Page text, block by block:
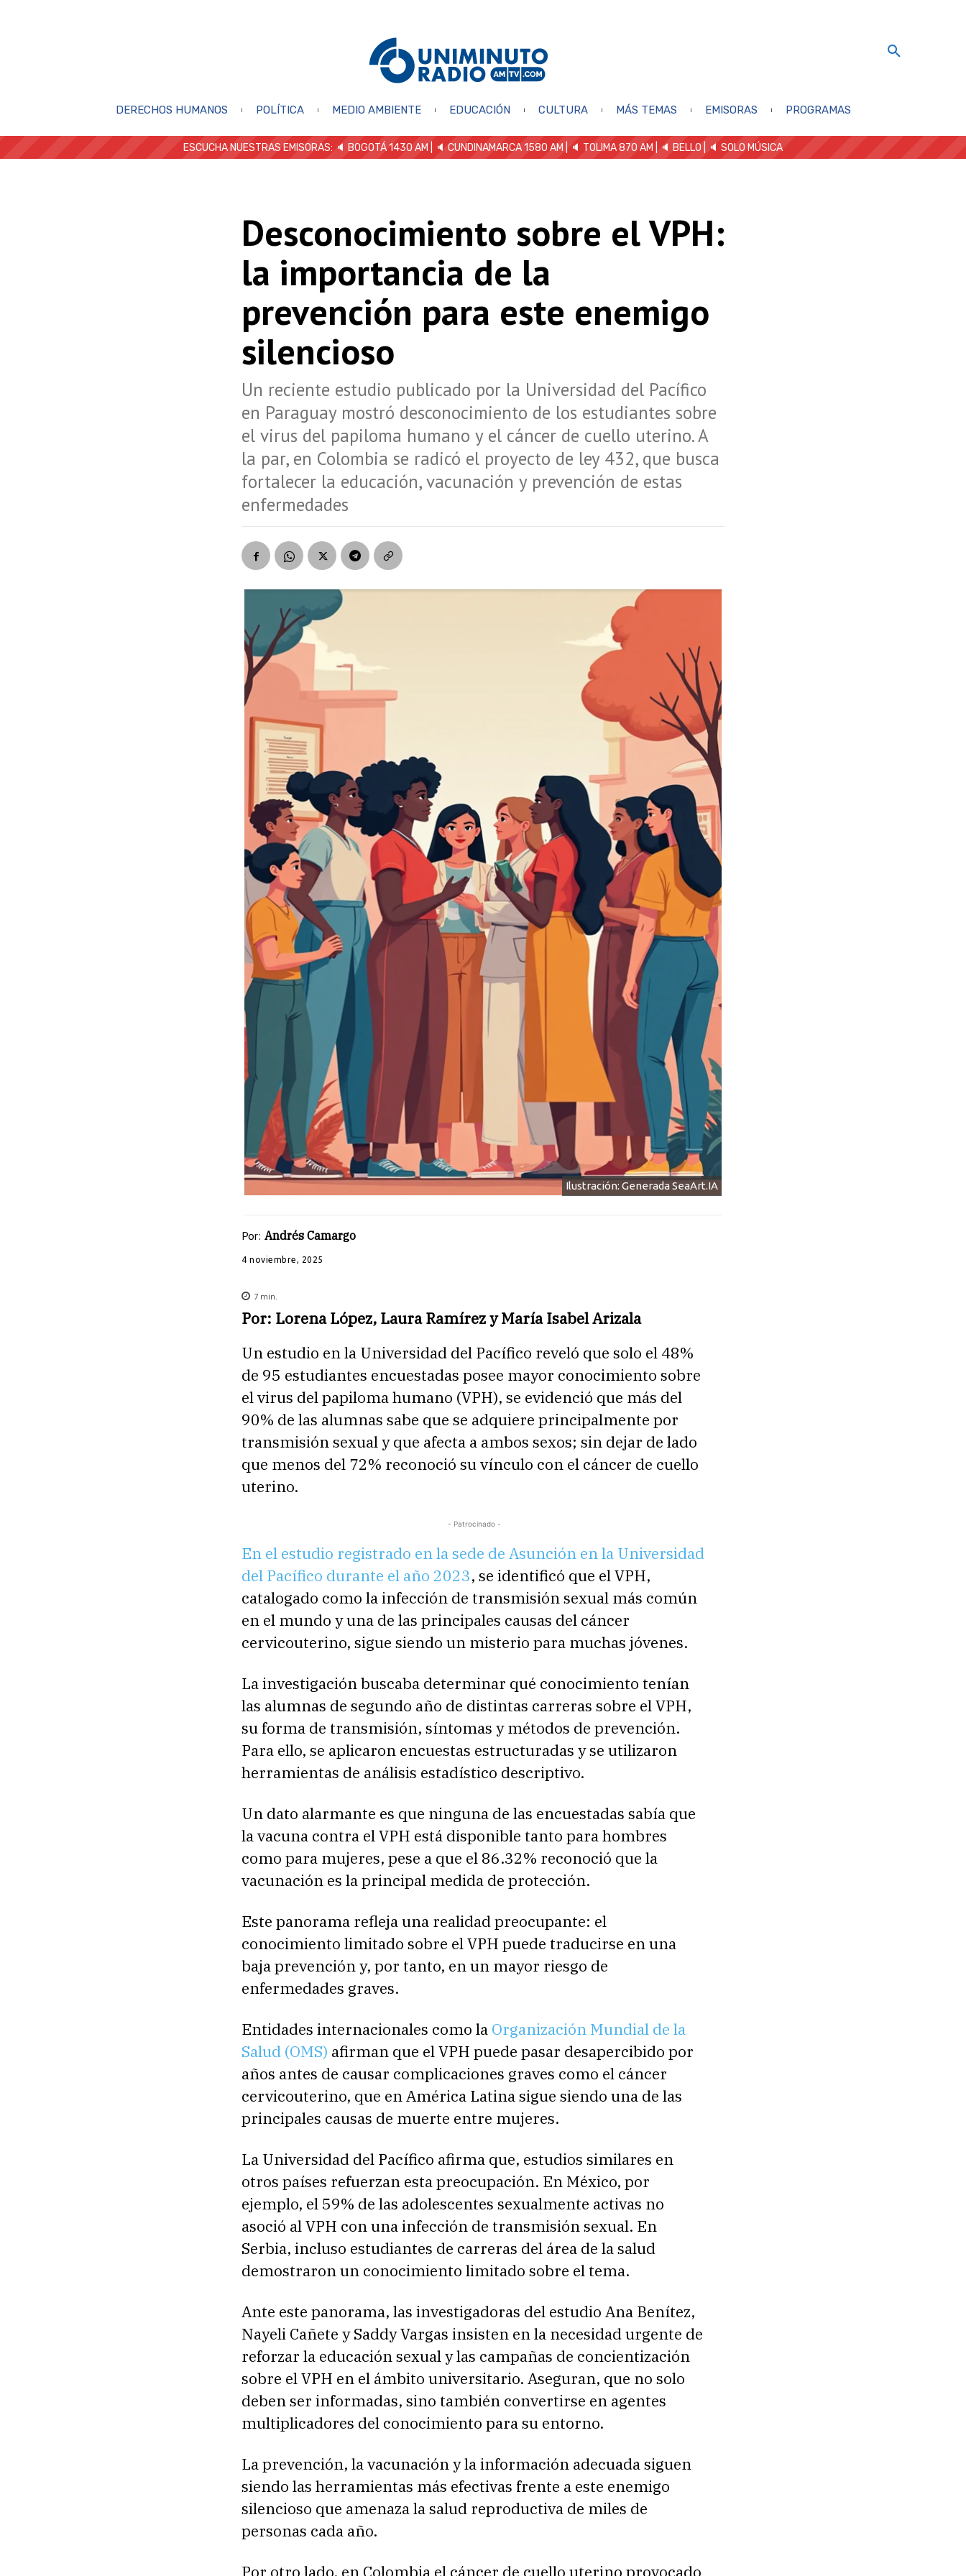
DERECHOS HUMANOS POLÍTICA MEDIO AMBIENTE EDUCACIÓN CULTURA MÁS TEMAS EMISORAS PROGRAMAS
ESCUCHA NUESTRAS EMISORAS: 🔈 BOGOTÁ 1430 AM | 🔈 CUNDINAMARCA 1580 AM | 🔈 TOLIMA 870 AM | 🔈 BELLO 🔈 SOLO MÚSICA
Desconocimiento sobre el VPH:
la importancia de la
prevención para este enemigo
silencioso
Un reciente estudio publicado por la Universidad del Pacífico
en Paraguay mostró desconocimiento de los estudiantes sobre
el virus del papiloma humano y el cáncer de cuello uterino. A
la par, en Colombia se radicó el proyecto de ley 432, que busca
fortalecer la educación, vacunación y prevención de estas
enfermedades
Ilustración: Generada SeaArt.IA
Por: Andrés Camargo
4 noviembre, 2025
7 min.
Por: Lorena López, Laura Ramírez y María Isabel Arizala
Un estudio en la Universidad del Pacífico reveló que solo el 48%
de 95 estudiantes encuestadas posee mayor conocimiento sobre
el virus del papiloma humano (VPH), se evidenció que más del
90% de las alumnas sabe que se adquiere principalmente por
transmisión sexual y que afecta a ambos sexos; sin dejar de lado
que menos del 72% reconoció su vínculo con el cáncer de cuello
uterino.
- Patrocinado -
En el estudio registrado en la sede de Asunción en la Universidad
del Pacífico durante el año 2023, se identificó que el VPH,
catalogado como la infección de transmisión sexual más común
en el mundo y una de las principales causas del cáncer
cervicouterino, sigue siendo un misterio para muchas jóvenes.
La investigación buscaba determinar qué conocimiento tenían
las alumnas de segundo año de distintas carreras sobre el VPH,
su forma de transmisión, síntomas y métodos de prevención.
Para ello, se aplicaron encuestas estructuradas y se utilizaron
herramientas de análisis estadístico descriptivo.
Un dato alarmante es que ninguna de las encuestadas sabía que
la vacuna contra el VPH está disponible tanto para hombres
como para mujeres, pese a que el 86.32% reconoció que la
vacunación es la principal medida de protección.
Este panorama refleja una realidad preocupante: el
conocimiento limitado sobre el VPH puede traducirse en una
baja prevención y, por tanto, en un mayor riesgo de
enfermedades graves.
Entidades internacionales como la Organización Mundial de la
Salud (OMS) afirman que el VPH puede pasar desapercibido por
años antes de causar complicaciones graves como el cáncer
cervicouterino, que en América Latina sigue siendo una de las
principales causas de muerte entre mujeres.
La Universidad del Pacífico afirma que, estudios similares en
otros países refuerzan esta preocupación. En México, por
ejemplo, el 59% de las adolescentes sexualmente activas no
asoció al VPH con una infección de transmisión sexual. En
Serbia, incluso estudiantes de carreras del área de la salud
demostraron un conocimiento limitado sobre el tema.
Ante este panorama, las investigadoras del estudio Ana Benítez,
Nayeli Cañete y Saddy Vargas insisten en la necesidad urgente de
reforzar la educación sexual y las campañas de concientización
sobre el VPH en el ámbito universitario. Aseguran, que no solo
deben ser informadas, sino también convertirse en agentes
multiplicadores del conocimiento para su entorno.
La prevención, la vacunación y la información adecuada siguen
siendo las herramientas más efectivas frente a este enemigo
silencioso que amenaza la salud reproductiva de miles de
personas cada año.
Por otro lado, en Colombia el cáncer de cuello uterino provocado